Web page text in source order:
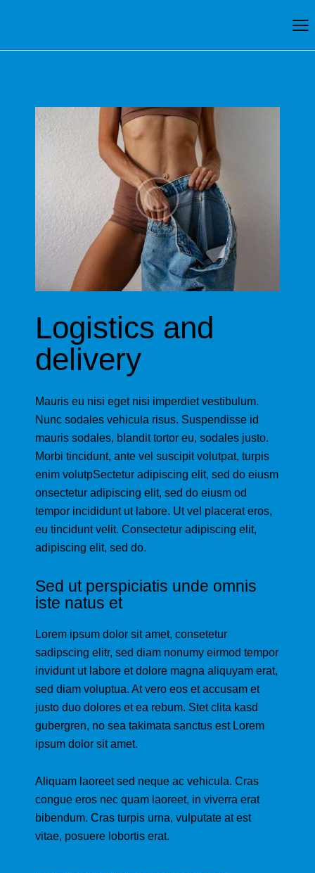
Logistics and
delivery
Mauris eu nisi eget nisi imperdiet vestibulum.
Nunc sodales vehicula risus. Suspendisse id
mauris sodales, blandit tortor eu, sodales justo.
Morbi tincidunt, ante vel suscipit volutpat, turpis
enim volutpSectetur adipiscing elit, sed do eiusm
onsectetur adipiscing elit, sed do eiusm od
tempor incididunt ut labore. Ut vel placerat eros,
eu tincidunt velit. Consectetur adipiscing elit,
adipiscing elit, sed do.
Sed ut perspiciatis unde omnis
iste natus et
Lorem ipsum dolor sit amet, consetetur
sadipscing elitr, sed diam nonumy eirmod tempor
invidunt ut labore et dolore magna aliquyam erat,
sed diam voluptua. At vero eos et accusam et
justo duo dolores et ea rebum. Stet clita kasd
gubergren, no sea takimata sanctus est Lorem
ipsum dolor sit amet.
Aliquam laoreet sed neque ac vehicula. Cras
congue eros nec quam laoreet, in viverra erat
bibendum. Cras turpis urna, vulputate at est
vitae, posuere lobortis erat.